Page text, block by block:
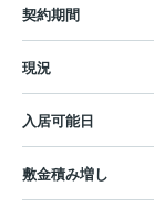
契約期間
現況
入居可能日
敷金積み増し